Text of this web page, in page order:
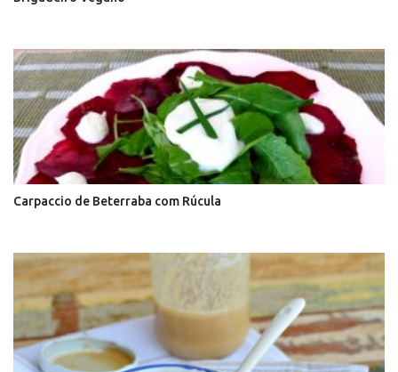
Carpaccio de Beterraba com Rúcula